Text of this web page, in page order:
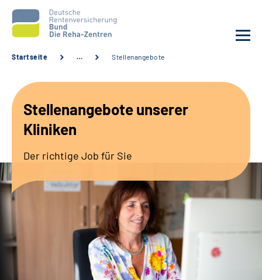
Unsere Kliniken
Sozialdienste & Zuweisende
Erweiterte Suche
Gebärdensprache
Startseite … Stellenangebote
Stellenangebote unserer
Kliniken
Der richtige Job für Sie